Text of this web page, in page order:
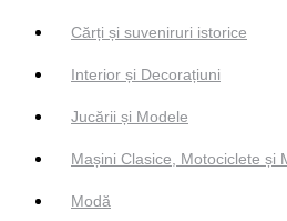
Cărți și suveniruri istorice
Interior și Decorațiuni
Jucării și Modele
Mașini Clasice, Motociclete și
Modă